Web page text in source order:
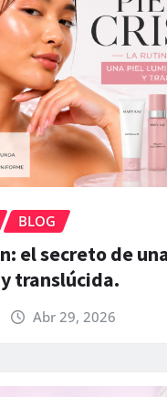
BLOG
el secreto de
translúcida.
Abr 29, 2026